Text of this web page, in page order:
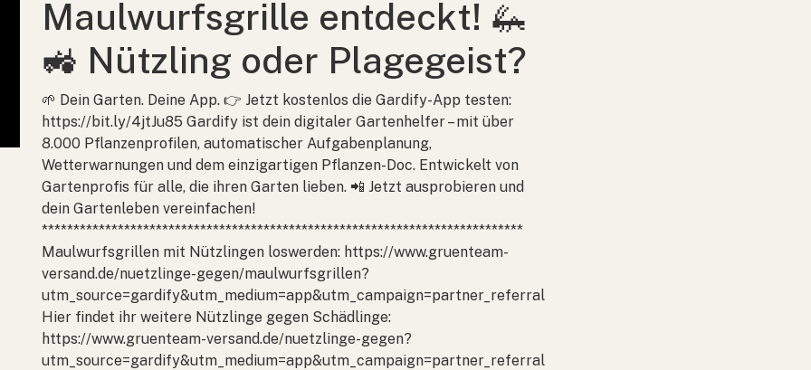
Maulwurfsgrille entdeckt! 🦗
🚜 Nützling oder Plagegeist?
🌱 Dein Garten. Deine App. 👉 Jetzt kostenlos die Gardify-App testen:
https://bit.ly/4jtJu85 Gardify ist dein digitaler Gartenhelfer – mit über
8.000 Pflanzenprofilen, automatischer Aufgabenplanung,
Wetterwarnungen und dem einzigartigen Pflanzen-Doc. Entwickelt von
Gartenprofis für alle, die ihren Garten lieben. 📲 Jetzt ausprobieren und
dein Gartenleben vereinfachen!
****************************************************************************
Maulwurfsgrillen mit Nützlingen loswerden: https://www.gruenteam-
versand.de/nuetzlinge-gegen/maulwurfsgrillen?
utm_source=gardify&utm_medium=app&utm_campaign=partner_referral
Hier findet ihr weitere Nützlinge gegen Schädlinge:
https://www.gruenteam-versand.de/nuetzlinge-gegen?
utm_source=gardify&utm_medium=app&utm_campaign=partner_referral